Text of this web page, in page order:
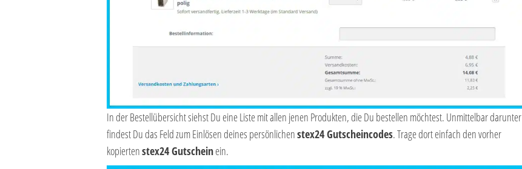
In der Bestellübersicht siehst Du eine Liste mit allen jenen Produkten, die Du bestellen möchtest. Unmittelbar darunter
findest Du das Feld zum Einlösen deines persönlichenstex24 Gutscheincodes. Trage dort einfach den vorher
kopiertenstex24 Gutscheinein.